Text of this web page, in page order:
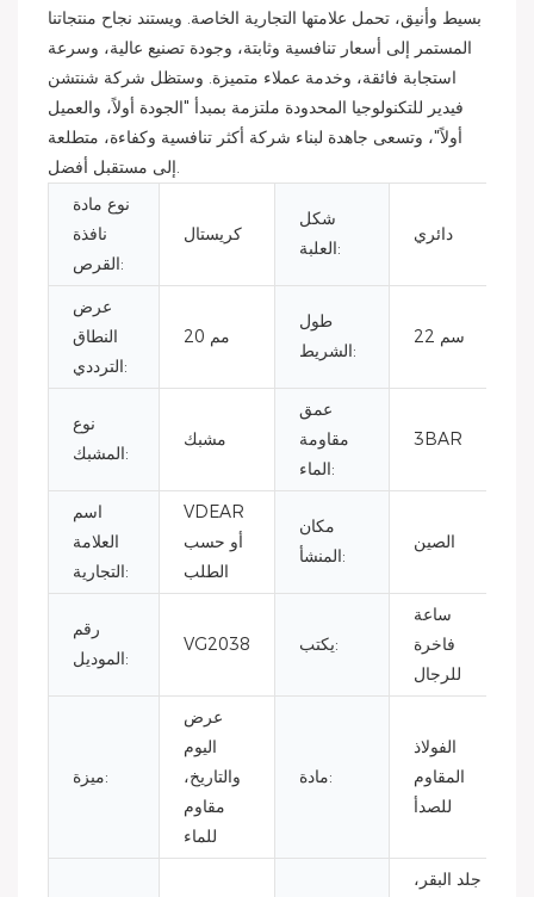
بسيط وأنيق، تحمل علامتها التجارية الخاصة. ويستند نجاح منتجاتنا
المستمر إلى أسعار تنافسية وثابتة، وجودة تصنيع عالية، وسرعة
استجابة فائقة، وخدمة عملاء متميزة. وستظل شركة شنتشن
فيدير للتكنولوجيا المحدودة ملتزمة بمبدأ "الجودة أولاً، والعميل
أولاً"، وتسعى جاهدة لبناء شركة أكثر تنافسية وكفاءة، متطلعة
إلى مستقبل أفضل.
نوع مادة
نافذة
القرص:
كريستال
شكل
العلبة:
دائري
عرض
النطاق
الترددي:
20 مم
طول
الشريط:
22 سم
نوع
المشبك:
مشبك
عمق
مقاومة
الماء:
3BAR
اسم
العلامة
التجارية:
VDEAR
أو حسب
الطلب
مكان
المنشأ:
الصين
رقم
الموديل:
VG2038 يكتب:
ساعة
فاخرة
للرجال
ميزة:
عرض
اليوم
والتاريخ،
مقاوم
للماء
مادة:
الفولاذ
المقاوم
للصدأ
جلد البقر،